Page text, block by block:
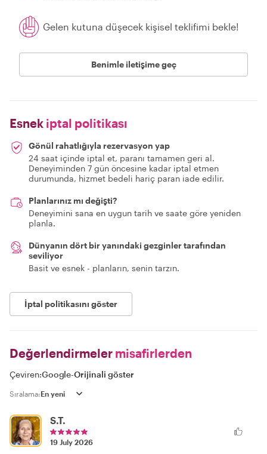
Gelen kutuna düşecek kişisel teklifimi bekle!
Benimle iletişime geç
Esnek iptal politikası
Gönül rahatlığıyla rezervasyon yap
24 saat içinde iptal et, paranı tamamen geri al.
Deneyiminden 7 gün öncesine kadar iptal etmen
durumunda, hizmet bedeli hariç paran iade edilir.
Planlarınız mı değişti?
Deneyimini sana en uygun tarih ve saate göre yeniden
planla.
Dünyanın dört bir yanındaki gezginler tarafından
seviliyor
Basit ve esnek - planların, senin tarzın.
İptal politikasını göster
Değerlendirmeler misafirlerden
Çeviren:Google-Orijinali göster
Sıralama:
S.T.
19 July 2026